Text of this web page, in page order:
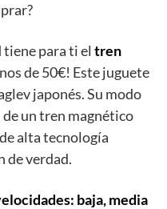
tiene para ti el tren
de 50€! Este juguete
japonés. Su modo
un tren magnético
alta tecnología
de verdad.
baja, media